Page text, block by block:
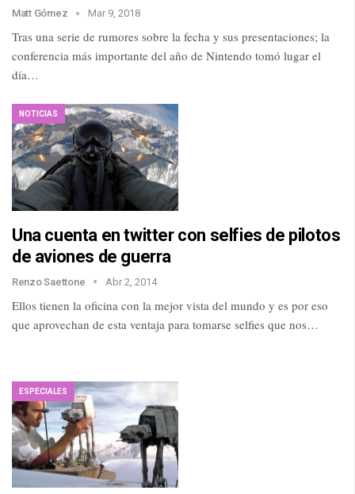
Matt Gómez Mar 9, 2018
Tras una serie de rumores sobre la fecha y sus presentaciones; la
conferencia más importante del año de Nintendo tomó lugar el
día…
NOTICIAS
Una cuenta en twitter con selfies de pilotos
de aviones de guerra
Renzo Saettone Abr 2, 2014
Ellos tienen la oficina con la mejor vista del mundo y es por eso
que aprovechan de esta ventaja para tomarse selfies que nos…
ESPECIALES